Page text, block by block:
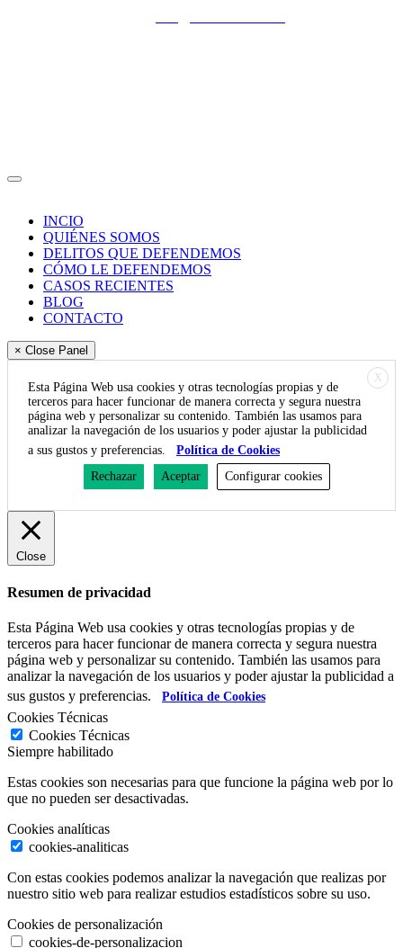
INCIO
QUIÉNES SOMOS
DELITOS QUE DEFENDEMOS
CÓMO LE DEFENDEMOS
CASOS RECIENTES
BLOG
CONTACTO
× Close Panel
X
Esta Página Web usa cookies y otras tecnologías propias y de
terceros para hacer funcionar de manera correcta y segura nuestra
página web y personalizar su contenido. También las usamos para
analizar la navegación de los usuarios y poder ajustar la publicidad
a sus gustos y preferencias.
Política de Cookies
Rechazar
Aceptar Configurar cookies
Close
Resumen de privacidad
Esta Página Web usa cookies y otras tecnologías propias y de
terceros para hacer funcionar de manera correcta y segura nuestra
página web y personalizar su contenido. También las usamos para
analizar la navegación de los usuarios y poder ajustar la publicidad a
sus gustos y preferencias.
Política de Cookies
Cookies Técnicas
Cookies Técnicas
Siempre habilitado
Estas cookies son necesarias para que funcione la página web por lo
que no pueden ser desactivadas.
Cookies analíticas
cookies-analiticas
Con estas cookies podemos analizar la navegación que realizas por
nuestro sitio web para realizar estudios estadísticos sobre su uso.
Cookies de personalización
cookies-de-personalizacion